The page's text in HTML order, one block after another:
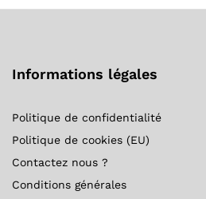
Informations légales
Politique de confidentialité
Politique de cookies (EU)
Contactez nous ?
Conditions générales